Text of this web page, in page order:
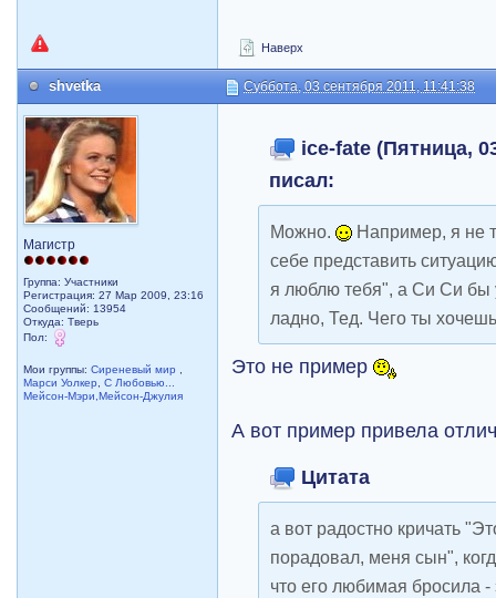
Наверх
shvetka Суббота, 03 сентября 2011, 11:41:38
Магистр
Группа: Участники
Регистрация: 27 Мар 2009, 23:16
Сообщений: 13954
Откуда: Тверь
Пол:
Мои группы:Сиреневый мир
Марси Уолкер
,С Любовью...
Мейсон-Мэри,Мейсон-Джулия
ice-fate (Пятница,
писал:
Можно.
Например, я не
себе представить
я люблю тебя", а Си Си бы
ладно, Тед. Чего ты
Это не пример
А вот пример привела
Цитата
а вот радостно кричать
порадовал, меня сын",
что его любимая бросила -